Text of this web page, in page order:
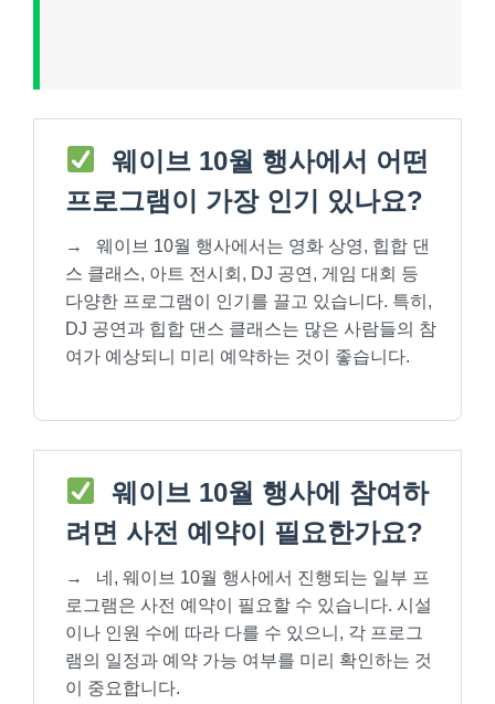
웨이브 10월 행사에서 어떤
프로그램이 가장 인기 있나요?
→
웨이브 10월 행사에서는 영화 상영, 힙합 댄
스 클래스, 아트 전시회, DJ 공연, 게임 대회 등
다양한 프로그램이 인기를 끌고 있습니다. 특히,
DJ 공연과 힙합 댄스 클래스는 많은 사람들의 참
여가 예상되니 미리 예약하는 것이 좋습니다.
웨이브 10월 행사에 참여하
려면 사전 예약이 필요한가요?
→
네, 웨이브 10월 행사에서 진행되는 일부 프
로그램은 사전 예약이 필요할 수 있습니다. 시설
이나 인원 수에 따라 다를 수 있으니, 각 프로그
램의 일정과 예약 가능 여부를 미리 확인하는 것
이 중요합니다.